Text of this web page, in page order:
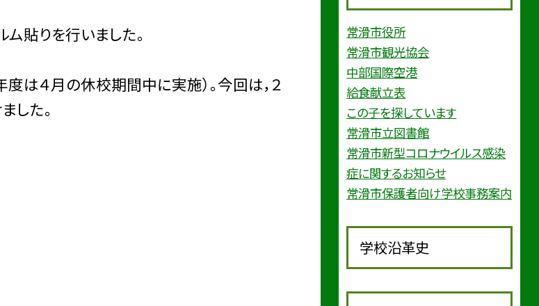
貼りを行いました。
は４月の休校期間中に実施）。今回は，２
した。
常滑市役所
常滑市観光協会
中部国際空港
給食献立表
この子を探しています
常滑市立図書館
常滑市新型コロナウイルス感染
症に関するお知らせ
常滑市保護者向け学校事務案内
学校沿革史